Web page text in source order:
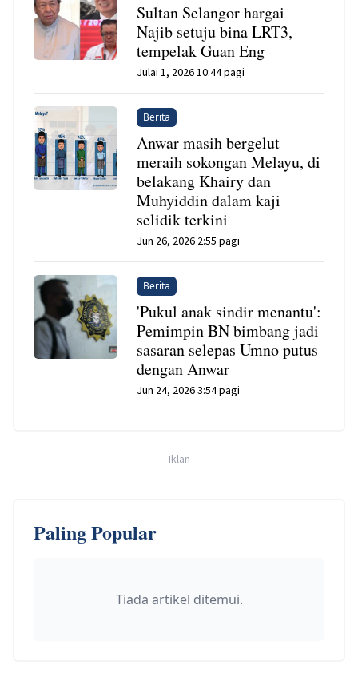
Sultan Selangor hargai
Najib setuju bina LRT3,
tempelak Guan Eng
Julai 1, 2026 10:44 pagi
Berita
Anwar masih bergelut
meraih sokongan Melayu, di
belakang Khairy dan
Muhyiddin dalam kaji
selidik terkini
Jun 26, 2026 2:55 pagi
Berita
'Pukul anak sindir menantu':
Pemimpin BN bimbang jadi
sasaran selepas Umno putus
dengan Anwar
Jun 24, 2026 3:54 pagi
- Iklan -
Paling Popular
Tiada artikel ditemui.